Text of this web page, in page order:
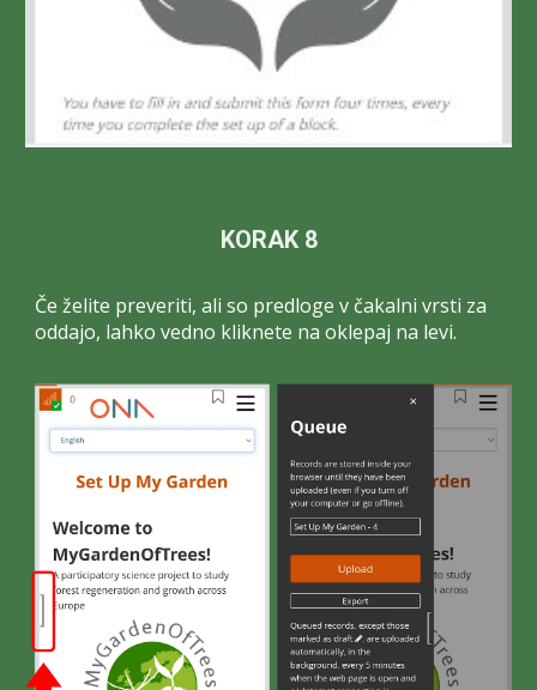
KORAK 8
Če želite preveriti, ali so predloge v čakalni vrsti za
oddajo, lahko vedno kliknete na oklepaj na levi.